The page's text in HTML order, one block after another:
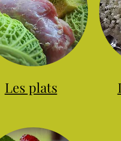
Les plats